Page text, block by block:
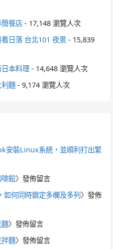
餐店 - 17,148 瀏覽人次
日落 台北101 夜景 - 15,839
本料理 - 14,648 瀏覽人次
麵 - 9,174 瀏覽人次
安裝Linux系統，並順利打出繁
館〉發佈留言
如何同時鎖定多欄及多列〉發佈
〉發佈留言
麵〉發佈留言